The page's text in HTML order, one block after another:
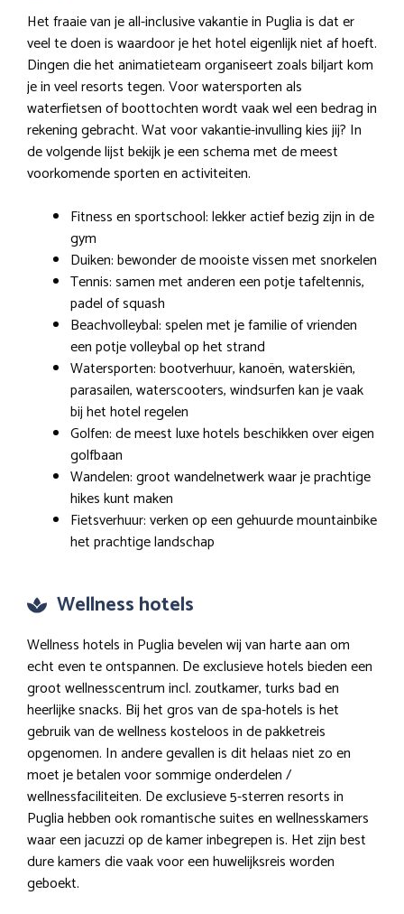
Het fraaie van je all-inclusive vakantie in Puglia is dat er
veel te doen is waardoor je het hotel eigenlijk niet af hoeft.
Dingen die het animatieteam organiseert zoals biljart kom
je in veel resorts tegen. Voor watersporten als
waterfietsen of boottochten wordt vaak wel een bedrag in
rekening gebracht. Wat voor vakantie-invulling kies jij? In
de volgende lijst bekijk je een schema met de meest
voorkomende sporten en activiteiten.
Fitness en sportschool: lekker actief bezig zijn in de
gym
Duiken: bewonder de mooiste vissen met snorkelen
Tennis: samen met anderen een potje tafeltennis,
padel of squash
Beachvolleybal: spelen met je familie of vrienden
een potje volleybal op het strand
Watersporten: bootverhuur, kanoën, waterskiën,
parasailen, waterscooters, windsurfen kan je vaak
bij het hotel regelen
Golfen: de meest luxe hotels beschikken over eigen
golfbaan
Wandelen: groot wandelnetwerk waar je prachtige
hikes kunt maken
Fietsverhuur: verken op een gehuurde mountainbike
het prachtige landschap
Wellness hotels
Wellness hotels in Puglia bevelen wij van harte aan om
echt even te ontspannen. De exclusieve hotels bieden een
groot wellnesscentrum incl. zoutkamer, turks bad en
heerlijke snacks. Bij het gros van de spa-hotels is het
gebruik van de wellness kosteloos in de pakketreis
opgenomen. In andere gevallen is dit helaas niet zo en
moet je betalen voor sommige onderdelen /
wellnessfaciliteiten. De exclusieve 5-sterren resorts in
Puglia hebben ook romantische suites en wellnesskamers
waar een jacuzzi op de kamer inbegrepen is. Het zijn best
dure kamers die vaak voor een huwelijksreis worden
geboekt.